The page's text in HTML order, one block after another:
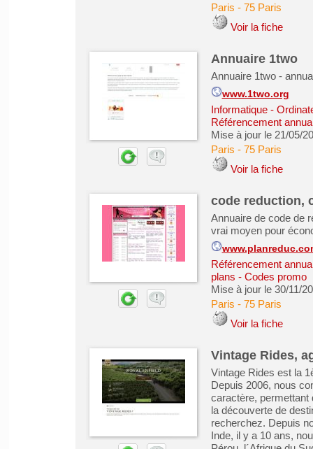
Paris - 75 Paris
Voir la fiche
Annuaire 1two
Annuaire 1two -
www.1two.org
Informatique -
Référencement
Mise à jour le 21/05/
Paris - 75 Paris
Voir la fiche
code reduction,
Annuaire de code de
vrai moyen pour
Référencement
plans - Codes promo
Mise à jour le 30/11/
Paris - 75 Paris
Voir la fiche
Vintage Rides,
Vintage Rides est la
Depuis 2006, nous
caractère, permettant
la découverte de
recherchez. Depuis
Inde, il y a 10 ans,